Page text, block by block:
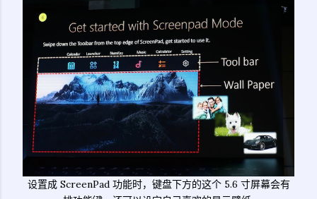
设置成 ScreenPad 功能时，键盘下方的这个 5.6 寸屏幕会有